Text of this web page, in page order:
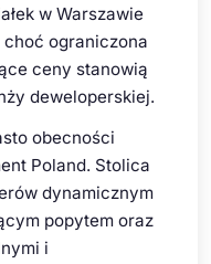
w Warszawie
ograniczona
ceny stanowią
deweloperskiej.
obecności
Poland. Stolica
dynamicznym
popytem oraz
i